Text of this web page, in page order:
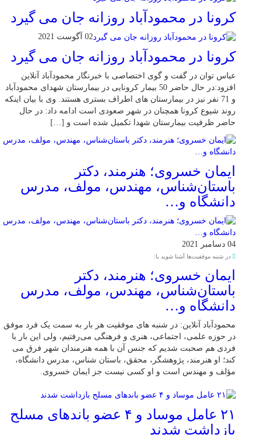
کرونا در محمودآباد روزانه جان می گیرد
02 آگوست 2021
کرونا در محمودآباد روزانه جان می گیرد
عباس توان در گفت و گوی اختصاصی با خبرنگار محمودآباد آنلاین
افزود:در حال حاضر 50 بیمار کرونایی در بیمارستان شهدای محمودآباد
و 71 نفر نیز در بیمارستان های اطراف بستری هستند. وی با بیان اینکه
روند شیوع کرونا همچنان در شهر صعودی است ادامه داد: در حال
حاضر ظرفیت بیمارستان شهدا تکمیل شده است و […]
ایمان خسروی؛ هنرمند، دکتر
باستان‌شناس، مهندس، مولف، مدرس
دانشگاه و…
04 دسامبر 2021
در شنبه موفقیت‌ها آشنا شوید با:
ایمان خسروی؛ هنرمند، دکتر
باستان‌شناس، مهندس، مولف، مدرس
دانشگاه و…
محمودآباد آنلاین: در شنبه های موفقیت هر بار به سمت یک فرد موفق
در حوزه علمی، اجتماعی، هنری و فرهنگی می‌رفتیم، ولی این بار با
فردی هم صحبت شدیم که جنس آن با همه هنرمندان شهر فرق می
کند؛ او هنرمند، پژوهشگر، محقق، باستان شناس، مدرس دانشگاه،
مؤلف و مهندس است و او کسی نیست جز ایمان خسروی.
۲۱ عامل موساد و ۴ عضو باند‌های مسلح
بازداشت شدند